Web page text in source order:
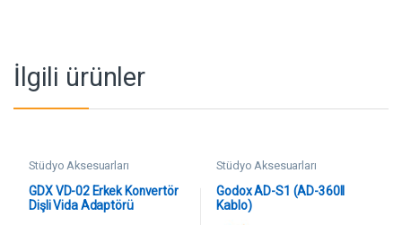
İlgili ürünler
Stüdyo Aksesuarları
GDX VD-02 Erkek Konvertör
Dişli Vida Adaptörü
Stüdyo Aksesuarları
Godox AD-S1 (AD-360II
Kablo)